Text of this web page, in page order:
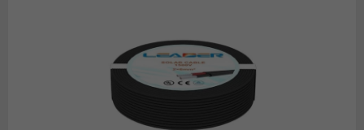
większa wydajność, bezpieczeństwo, trwałość oraz ochrona